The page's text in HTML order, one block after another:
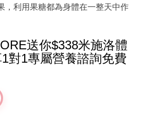
，利用果糖都為身體在一整天中作
送你$338米施洛體
對1專屬營養諮詢免費